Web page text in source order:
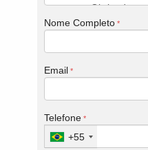
Nome Completo
Email
Telefone
+55